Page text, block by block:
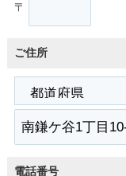
〒
ご住所
電話番号